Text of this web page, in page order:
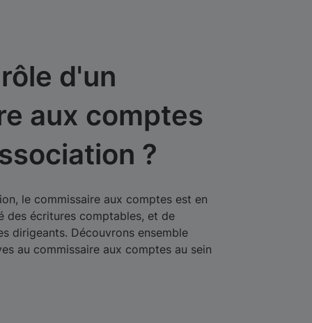
d'un
aux comptes
?
le commissaire aux comptes est en
des écritures comptables, et de
dirigeants. Découvrons ensemble
au commissaire aux comptes au sein